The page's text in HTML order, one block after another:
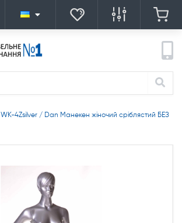
WK-4Zsilver / Dan Манекен жіночий сріблястий БЕЗ